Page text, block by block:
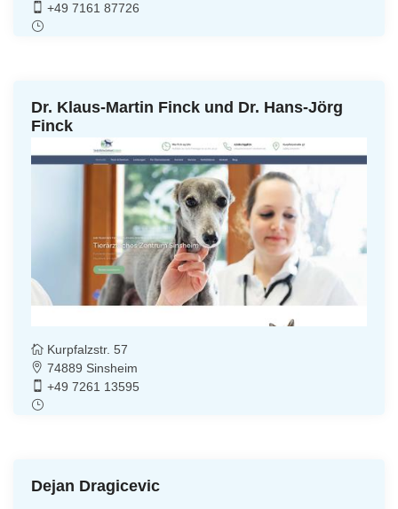
+49 7161 87726
Dr. Klaus-Martin Finck und Dr. Hans-Jörg
Finck
Kurpfalzstr. 57
74889 Sinsheim
+49 7261 13595
Dejan Dragicevic